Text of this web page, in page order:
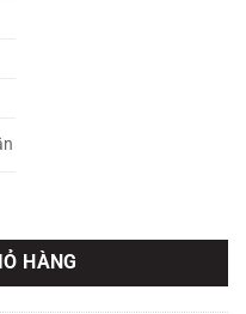
Standard số lượng
HÀNG